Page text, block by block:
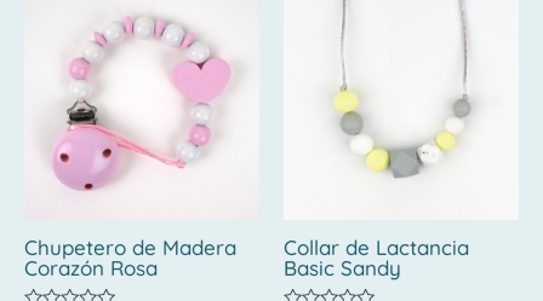
Chupetero de Madera
Corazón Rosa
Collar de Lactancia
Basic Sandy